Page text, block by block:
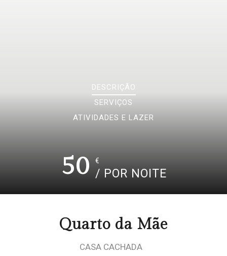
DESCRIÇÃO
SERVIÇOS
ATIVIDADES E LAZER
50 €
/ POR NOITE
Quarto da Mãe
CASA CACHADA